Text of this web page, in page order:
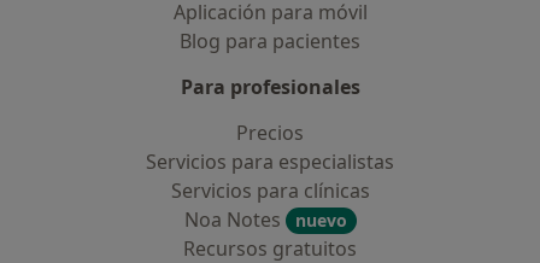
Aplicación para móvil
Blog para pacientes
Para profesionales
Precios
Servicios para especialistas
Servicios para clínicas
Noa Notes
nuevo
Recursos gratuitos